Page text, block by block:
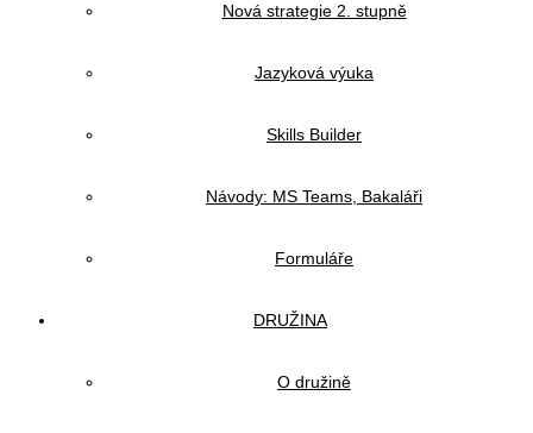
Nová strategie 2. stupně
Jazyková výuka
Skills Builder
Návody: MS Teams, Bakaláři
Formuláře
DRUŽINA
O družině